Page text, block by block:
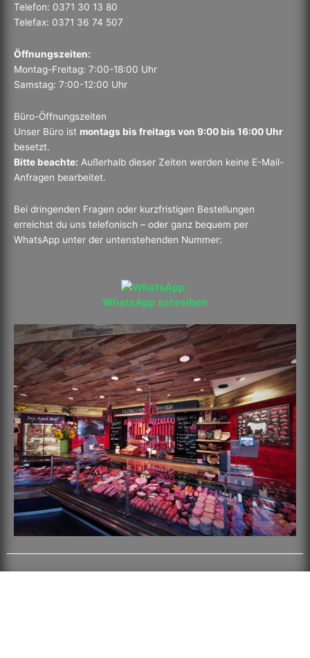
Telefon: 0371 30 13 80
Telefax: 0371 36 74 507
Öffnungszeiten:
Montag-Freitag: 7:00-18:00 Uhr
Samstag: 7:00-12:00 Uhr
Büro-Öffnungszeiten
Unser Büro ist montags bis freitags von 9:00 bis 16:00 Uhr
besetzt.
Bitte beachte: Außerhalb dieser Zeiten werden keine E-Mail-
Anfragen bearbeitet.
Bei dringenden Fragen oder kurzfristigen Bestellungen
erreichst du uns telefonisch – oder ganz bequem per
WhatsApp unter der untenstehenden Nummer:
WhatsApp schreiben